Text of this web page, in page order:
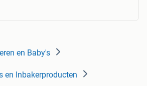
en Baby's
en Inbakerproducten